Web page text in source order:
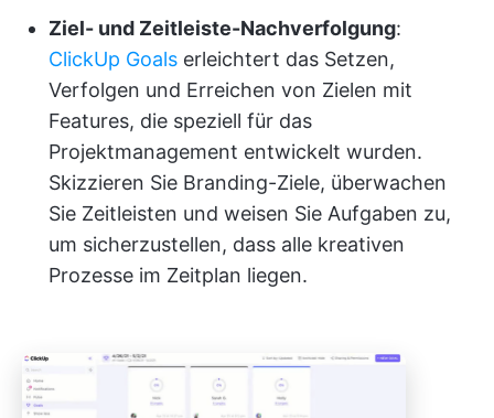
Ziel- und Zeitleiste-Nachverfolgung:
ClickUp Goals erleichtert das Setzen,
Verfolgen und Erreichen von Zielen mit
Features, die speziell für das
Projektmanagement entwickelt wurden.
Skizzieren Sie Branding-Ziele, überwachen
Sie Zeitleisten und weisen Sie Aufgaben zu,
um sicherzustellen, dass alle kreativen
Prozesse im Zeitplan liegen.